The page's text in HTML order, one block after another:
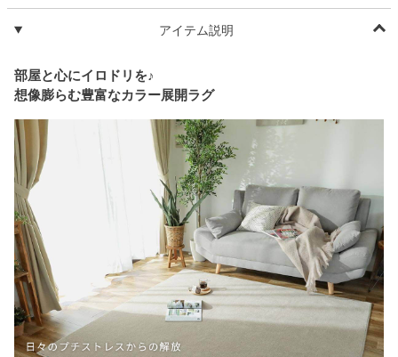
アイテム説明
部屋と心にイロドリを♪
想像膨らむ豊富なカラー展開ラグ